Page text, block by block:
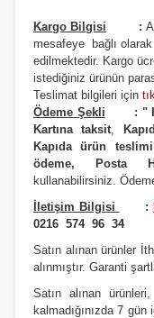
Kargo Bilgisi :
mesafeye bağlı olarak
edilmektedir. Kargo
istediğiniz ürünün
Teslimat bilgileri için
Ödeme Şekli : "
Kartına taksit,
Kapıda ürün
ödeme, Posta
kullanabilirsiniz.
İletişim Bilgisi
:
0216 574 96 34
Satın alınan ürünler
alınmıştır. Garanti
Satın alınan
kalmadığınızda 7